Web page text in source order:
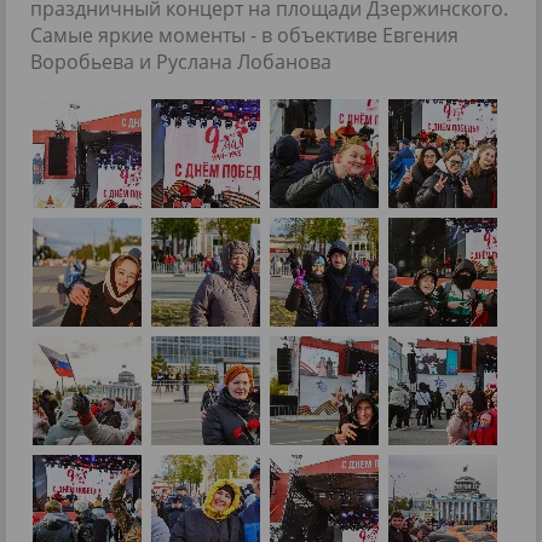
праздничный концерт на площади Дзержинского.
Самые яркие моменты - в объективе Евгения
Воробьева и Руслана Лобанова